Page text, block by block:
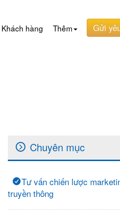
Gửi
Khách hàng Thêm
Chuyên mục
Tư vấn chiến lược
truyền thông